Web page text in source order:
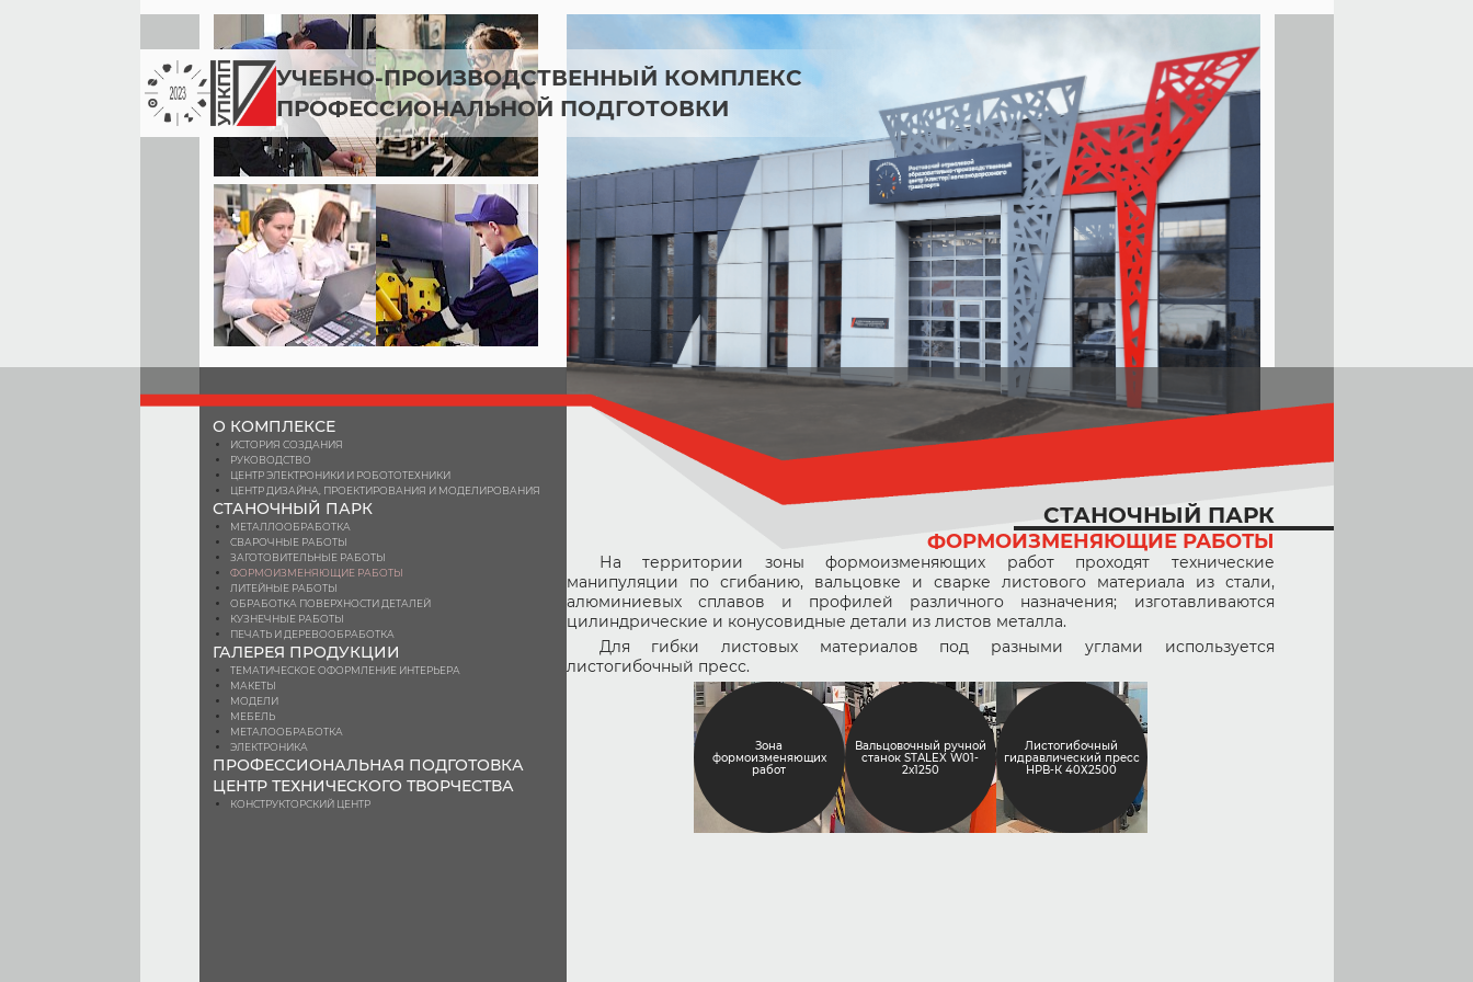
УЧЕБНО-ПРОИЗВОДСТВЕННЫЙ КОМПЛЕКС
ПРОФЕССИОНАЛЬНОЙ ПОДГОТОВКИ
О КОМПЛЕКСЕ
ИСТОРИЯ СОЗДАНИЯ
РУКОВОДСТВО
ЦЕНТР ЭЛЕКТРОНИКИ И РОБОТОТЕХНИКИ
ЦЕНТР ДИЗАЙНА, ПРОЕКТИРОВАНИЯ И МОДЕЛИРОВАНИЯ
СТАНОЧНЫЙ ПАРК
МЕТАЛЛООБРАБОТКА
СВАРОЧНЫЕ РАБОТЫ
ЗАГОТОВИТЕЛЬНЫЕ РАБОТЫ
ФОРМОИЗМЕНЯЮЩИЕ РАБОТЫ
ЛИТЕЙНЫЕ РАБОТЫ
ОБРАБОТКА ПОВЕРХНОСТИ ДЕТАЛЕЙ
КУЗНЕЧНЫЕ РАБОТЫ
ПЕЧАТЬ И ДЕРЕВООБРАБОТКА
ГАЛЕРЕЯ ПРОДУКЦИИ
ТЕМАТИЧЕСКОЕ ОФОРМЛЕНИЕ ИНТЕРЬЕРА
МАКЕТЫ
МОДЕЛИ
МЕБЕЛЬ
МЕТАЛООБРАБОТКА
ЭЛЕКТРОНИКА
ПРОФЕССИОНАЛЬНАЯ ПОДГОТОВКА
ЦЕНТР ТЕХНИЧЕСКОГО ТВОРЧЕСТВА
КОНСТРУКТОРСКИЙ ЦЕНТР
СТАНОЧНЫЙ ПАРК
ФОРМОИЗМЕНЯЮЩИЕ РАБОТЫ
На территории зоны формоизменяющих работ проходят технические
манипуляции по сгибанию, вальцовке и сварке листового материала из стали,
алюминиевых сплавов и профилей различного назначения; изготавливаются
цилиндрические и конусовидные детали из листов металла.
Для гибки листовых материалов под разными углами используется
листогибочный пресс.
Зона
формоизменяющих
работ
Вальцовочный ручной
станок STALEX W01-
2х1250
Листогибочный
гидравлический пресс
НРВ-К 40Х2500